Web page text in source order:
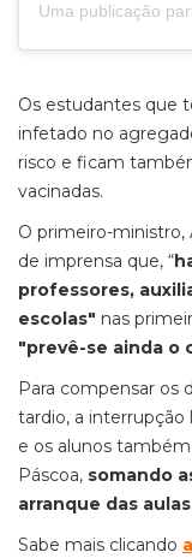
Os estudantes que
infetado no
risco e ficam
vacinadas.
O primeiro-ministro,
de imprensa que, “
professores,
escolas" nas
"prevê-se ainda o
Para compensar os
tardio, a interrupção
e os alunos
Páscoa, somando
arranque das
Sabe mais clicando